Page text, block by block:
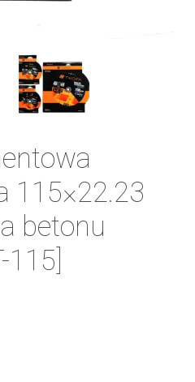
115×22.23
betonu
115]